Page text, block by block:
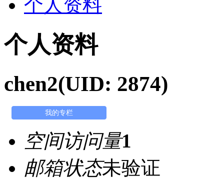
个人资料
个人资料
chen2(UID: 2874)
我的专栏
空间访问量1
邮箱状态未验证